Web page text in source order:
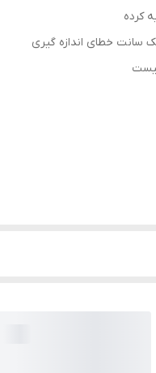
کرده
سانت خطای اندازه گیری